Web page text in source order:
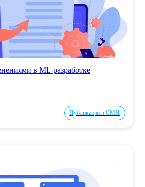
в ML-разработке
Публикации в СМИ